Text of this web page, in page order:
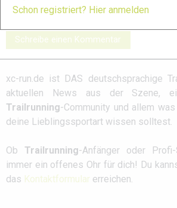
Schreibe einen Kommentar
xc-run.de ist DAS deutschsprachige
aktuellen News aus der Szene,
Trailrunning-Community und allem
deine Lieblingssportart wissen solltest.
Ob Trailrunning-Anfänger oder
immer ein offenes Ohr für dich! Du
das Kontaktformular erreichen.
Schon registriert? Hier anmelden